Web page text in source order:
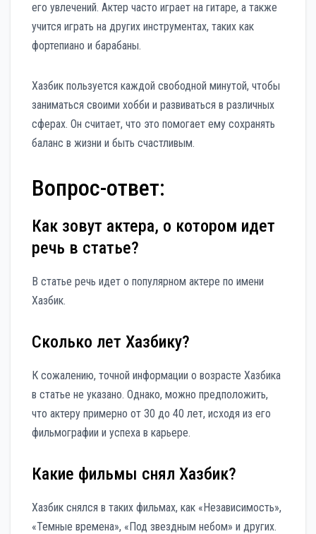
его увлечений. Актер часто играет на гитаре, а также
учится играть на других инструментах, таких как
фортепиано и барабаны.
Хазбик пользуется каждой свободной минутой, чтобы
заниматься своими хобби и развиваться в различных
сферах. Он считает, что это помогает ему сохранять
баланс в жизни и быть счастливым.
Вопрос-ответ:
Как зовут актера, о котором идет
речь в статье?
В статье речь идет о популярном актере по имени
Хазбик.
Сколько лет Хазбику?
К сожалению, точной информации о возрасте Хазбика
в статье не указано. Однако, можно предположить,
что актеру примерно от 30 до 40 лет, исходя из его
фильмографии и успеха в карьере.
Какие фильмы снял Хазбик?
Хазбик снялся в таких фильмах, как «Независимость»,
«Темные времена», «Под звездным небом» и других.